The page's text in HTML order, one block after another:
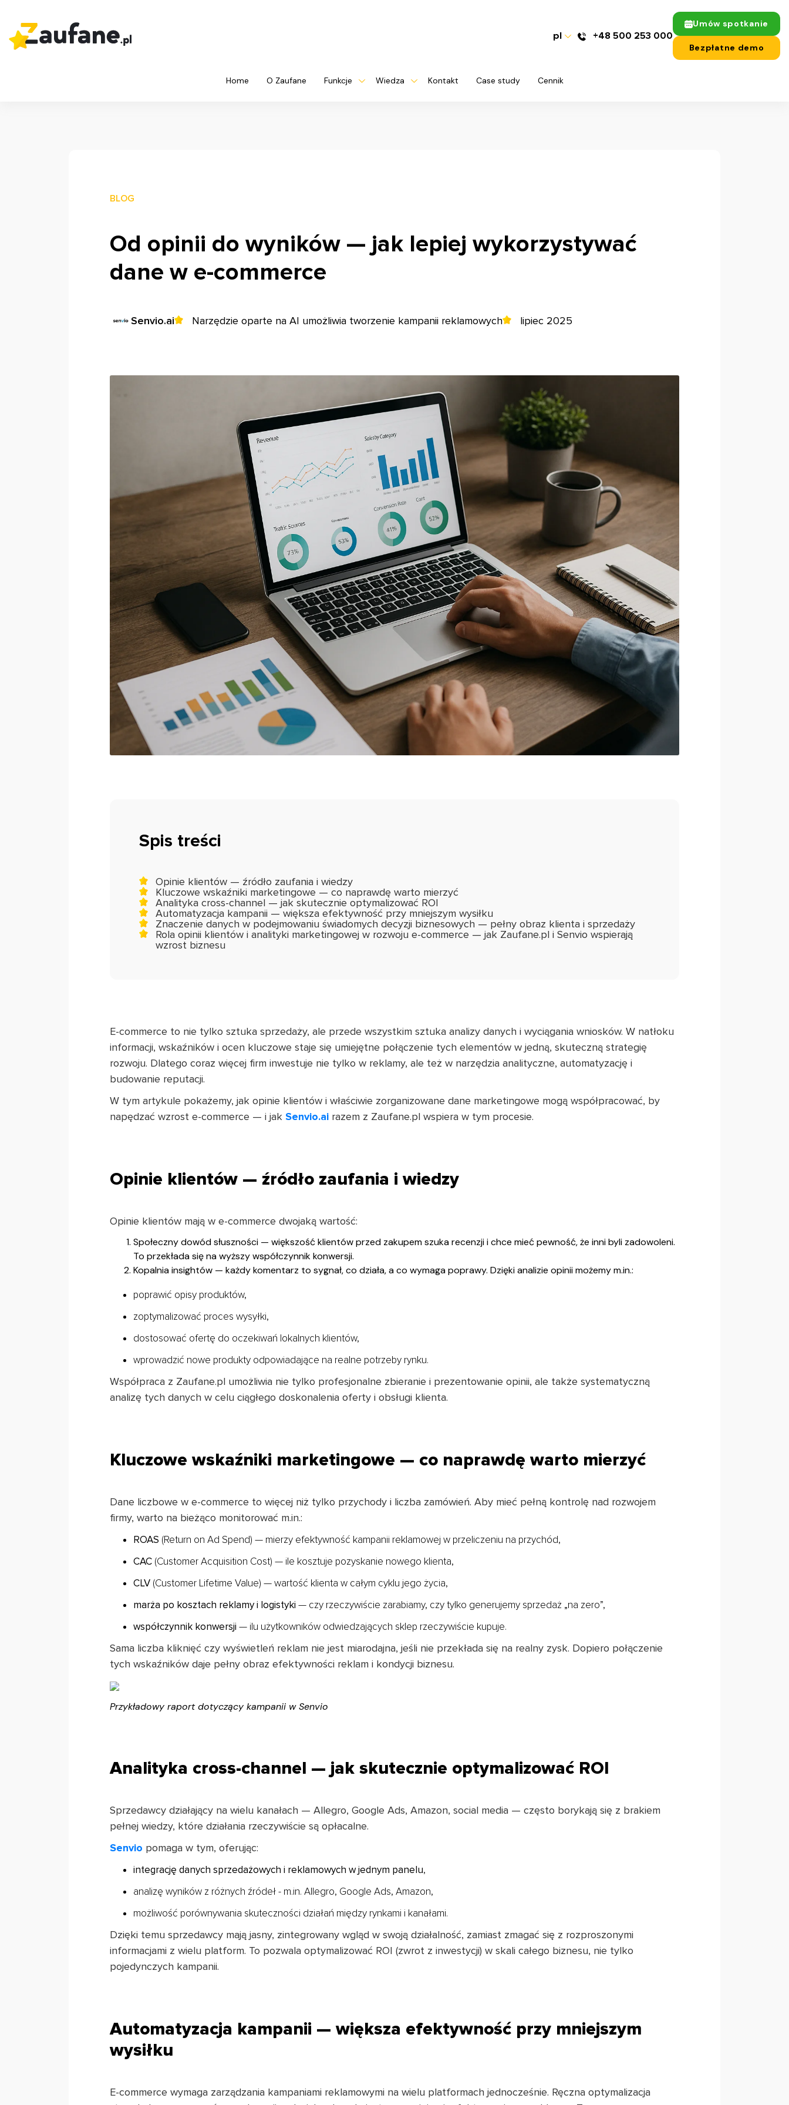
Home O Zaufane Funkcje Wiedza Kontakt Case study Cennik
pl +48 500 253 000
Umów spotkanie
Bezpłatne demo
BLOG
Od opinii do wyników — jak lepiej wykorzystywać
dane w e-commerce
Senvio.ai Narzędzie oparte na AI umożliwia tworzenie kampanii reklamowych lipiec 2025
Spis treści
Opinie klientów — źródło zaufania i wiedzy
Kluczowe wskaźniki marketingowe — co naprawdę warto mierzyć
Analityka cross-channel — jak skutecznie optymalizować ROI
Automatyzacja kampanii — większa efektywność przy mniejszym wysiłku
Znaczenie danych w podejmowaniu świadomych decyzji biznesowych — pełny obraz klienta i sprzedaży
Rola opinii klientów i analityki marketingowej w rozwoju e-commerce — jak Zaufane.pl i Senvio wspierają
wzrost biznesu
E-commerce to nie tylko sztuka sprzedaży, ale przede wszystkim sztuka analizy danych i wyciągania wniosków. W natłoku
informacji, wskaźników i ocen kluczowe staje się umiejętne połączenie tych elementów w jedną, skuteczną strategię
rozwoju. Dlatego coraz więcej firm inwestuje nie tylko w reklamy, ale też w narzędzia analityczne, automatyzację i
budowanie reputacji.
W tym artykule pokażemy, jak opinie klientów i właściwie zorganizowane dane marketingowe mogą współpracować, by
napędzać wzrost e-commerce — i jak Senvio.ai razem z Zaufane.pl wspiera w tym procesie.
Opinie klientów — źródło zaufania i wiedzy
Opinie klientów mają w e-commerce dwojaką wartość:
Społeczny dowód słuszności — większość klientów przed zakupem szuka recenzji i chce mieć pewność, że inni byli zadowoleni.
To przekłada się na wyższy współczynnik konwersji.
Kopalnia insightów — każdy komentarz to sygnał, co działa, a co wymaga poprawy. Dzięki analizie opinii możemy m.in.:
poprawić opisy produktów,
zoptymalizować proces wysyłki,
dostosować ofertę do oczekiwań lokalnych klientów,
wprowadzić nowe produkty odpowiadające na realne potrzeby rynku.
Współpraca z Zaufane.pl umożliwia nie tylko profesjonalne zbieranie i prezentowanie opinii, ale także systematyczną
analizę tych danych w celu ciągłego doskonalenia oferty i obsługi klienta.
Kluczowe wskaźniki marketingowe — co naprawdę warto mierzyć
Dane liczbowe w e-commerce to więcej niż tylko przychody i liczba zamówień. Aby mieć pełną kontrolę nad rozwojem
firmy, warto na bieżąco monitorować m.in.:
ROAS (Return on Ad Spend) — mierzy efektywność kampanii reklamowej w przeliczeniu na przychód,
CAC (Customer Acquisition Cost) — ile kosztuje pozyskanie nowego klienta,
CLV (Customer Lifetime Value) — wartość klienta w całym cyklu jego życia,
marża po kosztach reklamy i logistyki — czy rzeczywiście zarabiamy, czy tylko generujemy sprzedaż „na zero”,
współczynnik konwersji — ilu użytkowników odwiedzających sklep rzeczywiście kupuje.
Sama liczba kliknięć czy wyświetleń reklam nie jest miarodajna, jeśli nie przekłada się na realny zysk. Dopiero połączenie
tych wskaźników daje pełny obraz efektywności reklam i kondycji biznesu.
Przykładowy raport dotyczący kampanii w Senvio
Analityka cross-channel — jak skutecznie optymalizować ROI
Sprzedawcy działający na wielu kanałach — Allegro, Google Ads, Amazon, social media — często borykają się z brakiem
pełnej wiedzy, które działania rzeczywiście są opłacalne.
Senvio pomaga w tym, oferując:
integrację danych sprzedażowych i reklamowych w jednym panelu,
analizę wyników z różnych źródeł - m.in. Allegro, Google Ads, Amazon,
możliwość porównywania skuteczności działań między rynkami i kanałami.
Dzięki temu sprzedawcy mają jasny, zintegrowany wgląd w swoją działalność, zamiast zmagać się z rozproszonymi
informacjami z wielu platform. To pozwala optymalizować ROI (zwrot z inwestycji) w skali całego biznesu, nie tylko
pojedynczych kampanii.
Automatyzacja kampanii — większa efektywność przy mniejszym
wysiłku
E-commerce wymaga zarządzania kampaniami reklamowymi na wielu platformach jednocześnie. Ręczna optymalizacja